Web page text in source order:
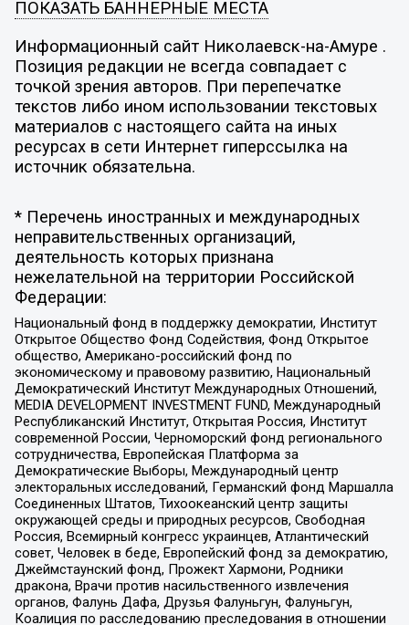
ПОКАЗАТЬ БАННЕРНЫЕ МЕСТА
Информационный сайт Николаевск-на-Амуре .
Позиция редакции не всегда совпадает с
точкой зрения авторов. При перепечатке
текстов либо ином использовании текстовых
материалов с настоящего сайта на иных
ресурсах в сети Интернет гиперссылка на
источник обязательна.
* Перечень иностранных и международных
неправительственных организаций,
деятельность которых признана
нежелательной на территории Российской
Федерации:
Национальный фонд в поддержку демократии, Институт
Открытое Общество Фонд Содействия, Фонд Открытое
общество, Американо-российский фонд по
экономическому и правовому развитию, Национальный
Демократический Институт Международных Отношений,
MEDIA DEVELOPMENT INVESTMENT FUND, Международный
Республиканский Институт, Открытая Россия, Институт
современной России, Черноморский фонд регионального
сотрудничества, Европейская Платформа за
Демократические Выборы, Международный центр
электоральных исследований, Германский фонд Маршалла
Соединенных Штатов, Тихоокеанский центр защиты
окружающей среды и природных ресурсов, Свободная
Россия, Всемирный конгресс украинцев, Атлантический
совет, Человек в беде, Европейский фонд за демократию,
Джеймстаунский фонд, Прожект Хармони, Родники
дракона, Врачи против насильственного извлечения
органов, Фалунь Дафа, Друзья Фалуньгун, Фалуньгун,
Коалиция по расследованию преследования в отношении